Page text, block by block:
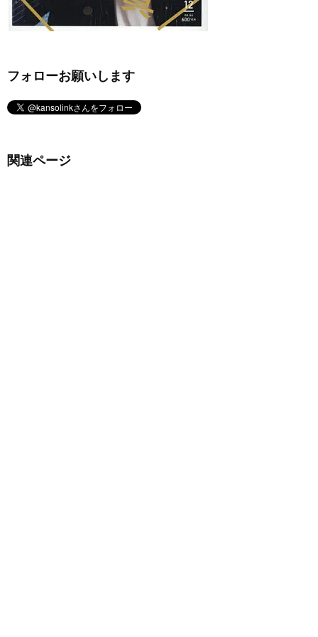
フォローお願いします
関連ページ